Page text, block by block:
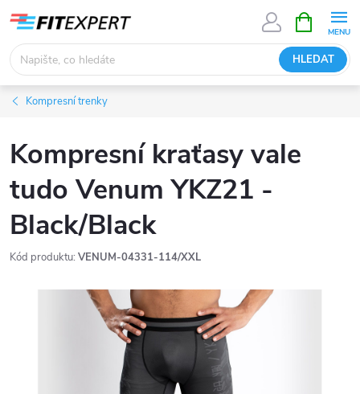
obsah
HLEDAT
NÁKUPNÍ
KOŠÍK
Kompresní trenky
Kompresní kraťasy vale
tudo Venum YKZ21 -
Black/Black
Kód produktu: VENUM-04331-114/XXL